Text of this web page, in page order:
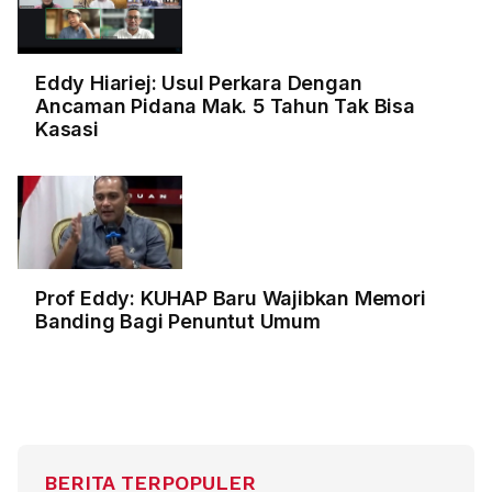
Eddy Hiariej: Usul Perkara Dengan
Ancaman Pidana Mak. 5 Tahun Tak Bisa
Kasasi
Prof Eddy: KUHAP Baru Wajibkan Memori
Banding Bagi Penuntut Umum
BERITA TERPOPULER